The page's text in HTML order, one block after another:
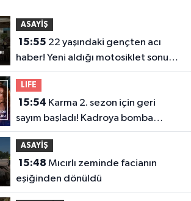
ASAYİŞ
15:55
haber! Yeni aldığı motosiklet sonu
oldu
LIFE
15:54
sayım başladı! Kadroya bomba
isimler dahil oldu
ASAYİŞ
15:48
eşiğinden dönüldü